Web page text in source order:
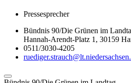
Pressesprecher
Bündnis 90/Die Grünen im
Hannah-Arendt-Platz 1, 30159
0511/3030-4205